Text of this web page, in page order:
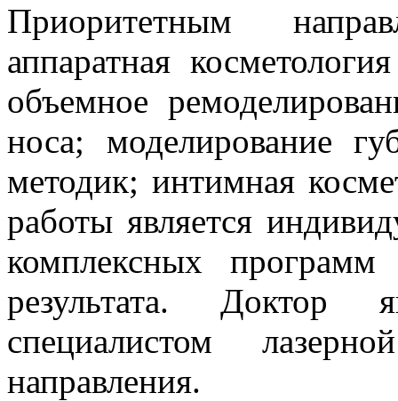
Приоритетным
аппаратная
объемное
носа; моделирование
методик; интимная
работы является
комплексных
результата. Доктор
специалистом
направления.